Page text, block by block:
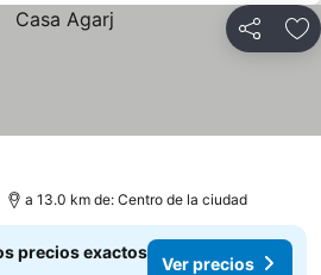
Compartir
a 13.0 km de: Centro de la ciudad
precios exactos
Ver precios